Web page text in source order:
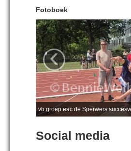
Fotoboek
vb groep eac de Sperwers
‹
Social media